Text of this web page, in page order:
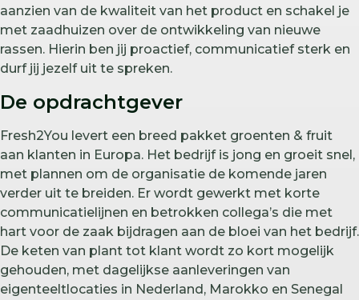
aanzien van de kwaliteit van het product en schakel je
met zaadhuizen over de ontwikkeling van nieuwe
rassen. Hierin ben jij proactief, communicatief sterk en
durf jij jezelf uit te spreken.
De opdrachtgever
Fresh2You levert een breed pakket groenten & fruit
aan klanten in Europa. Het bedrijf is jong en groeit snel,
met plannen om de organisatie de komende jaren
verder uit te breiden. Er wordt gewerkt met korte
communicatielijnen en betrokken collega’s die met
hart voor de zaak bijdragen aan de bloei van het bedrijf.
De keten van plant tot klant wordt zo kort mogelijk
gehouden, met dagelijkse aanleveringen van
eigenteeltlocaties in Nederland, Marokko en Senegal